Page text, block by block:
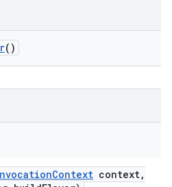
()
Context context,